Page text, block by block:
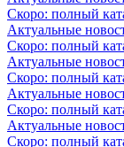
Скоро: полный
Актуальные
Скоро: полный
Актуальные
Скоро: полный
Актуальные
Скоро: полный
Актуальные
Скоро: полный